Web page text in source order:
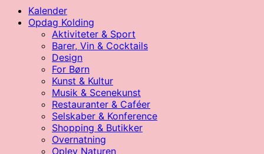
Kalender
Opdag Kolding
Aktiviteter & Sport
Barer, Vin & Cocktails
Design
For Børn
Kunst & Kultur
Musik & Scenekunst
Restauranter & Caféer
Selskaber & Konference
Shopping & Butikker
Overnatning
Oplev Naturen